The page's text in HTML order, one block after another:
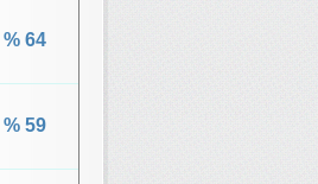
% 64
% 59